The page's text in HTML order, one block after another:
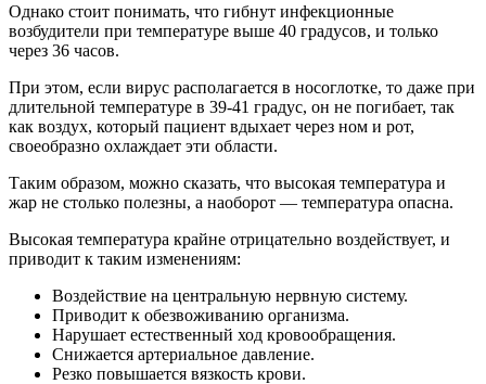
Однако стоит понимать, что гибнут инфекционные
возбудители при температуре выше 40 градусов, и только
через 36 часов.
При этом, если вирус располагается в носоглотке, то даже при
длительной температуре в 39-41 градус, он не погибает, так
как воздух, который пациент вдыхает через ном и рот,
своеобразно охлаждает эти области.
Таким образом, можно сказать, что высокая температура и
жар не столько полезны, а наоборот — температура опасна.
Высокая температура крайне отрицательно воздействует, и
приводит к таким изменениям:
Воздействие на центральную нервную систему.
Приводит к обезвоживанию организма.
Нарушает естественный ход кровообращения.
Снижается артериальное давление.
Резко повышается вязкость крови.